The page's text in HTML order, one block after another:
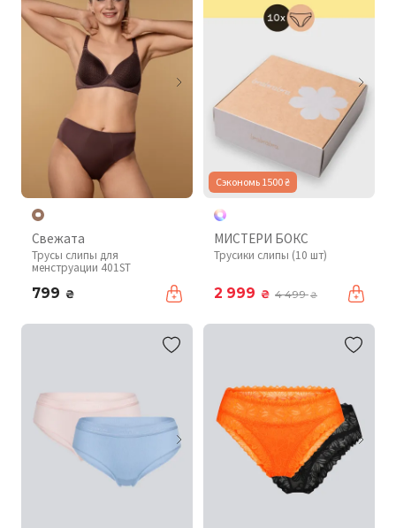
Свежата
Трусы слипы для
менструации 401ST
799 ₴
Сэкономь 1500 ₴
МИСТЕРИ БОКС
Трусики слипы (10 шт)
2 999 ₴ 4 499₴